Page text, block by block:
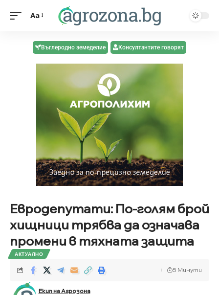
Aa
Въглеродно земеделие Консултантите говорят
Евродепутати: По-голям брой
хищници трябва да означава
промени в тяхната защита
АКТУАЛНО
Екип на Агрозона
5 Минути